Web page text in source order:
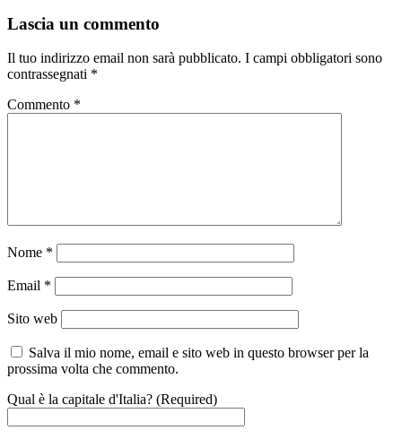
Lascia un commento
Il tuo indirizzo email non sarà pubblicato. I campi obbligatori sono
contrassegnati *
Commento *
Nome *
Email *
Sito web
Salva il mio nome, email e sito web in questo browser per la
prossima volta che commento.
Qual è la capitale d'Italia? (Required)